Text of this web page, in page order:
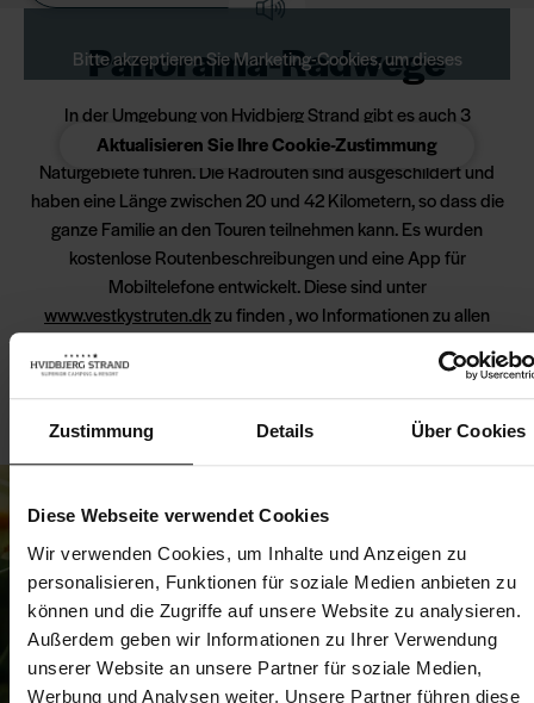
Zustimmung Details Über Cookies
Diese Webseite verwendet Cookies
Wir verwenden Cookies, um Inhalte und Anzeigen zu
personalisieren, Funktionen für soziale Medien anbieten zu
können und die Zugriffe auf unsere Website zu analysieren.
Außerdem geben wir Informationen zu Ihrer Verwendung
unserer Website an unsere Partner für soziale Medien,
Werbung und Analysen weiter. Unsere Partner führen diese
Bitte akzeptieren Sie Marketing-Cookies, um dieses
Video anzusehen.
Aktualisieren Sie Ihre Cookie-Zustimmung
Panorama-Radwege
In der Umgebung von Hvidbjerg Strand gibt es auch 3
Panorama-Radwege, die durch einige der schönsten
Naturgebiete führen. Die Radrouten sind ausgeschildert und
haben eine Länge zwischen 20 und 42 Kilometern, so dass die
ganze Familie an den Touren teilnehmen kann. Es wurden
kostenlose Routenbeschreibungen und eine App für
Mobiltelefone entwickelt. Diese sind unter
www.vestkystruten.dkzu finden ,wo Informationen zu allen
Tricks, die Ihre Reise zu einem Vergnügen machen.
Lesen Sie mehr über die Routen